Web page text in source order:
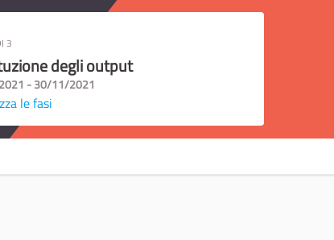
3
degli output
- 30/11/2021
le fasi